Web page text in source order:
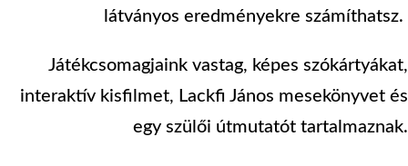
látványos eredményekre számíthatsz.
Játékcsomagjaink vastag, képes szókártyákat,
interaktív kisfilmet, Lackfi János mesekönyvet és
egy szülői útmutatót tartalmaznak.